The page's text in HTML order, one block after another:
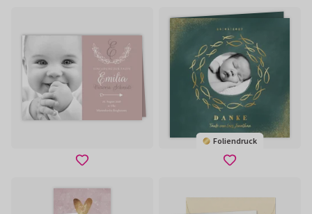
Foliendruck